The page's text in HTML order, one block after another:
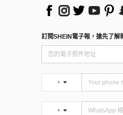
訂閱SHEIN電子報，搶先了解
+
+